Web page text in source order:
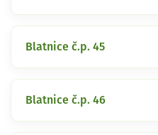
Blatnice č.p. 45
Blatnice č.p. 46